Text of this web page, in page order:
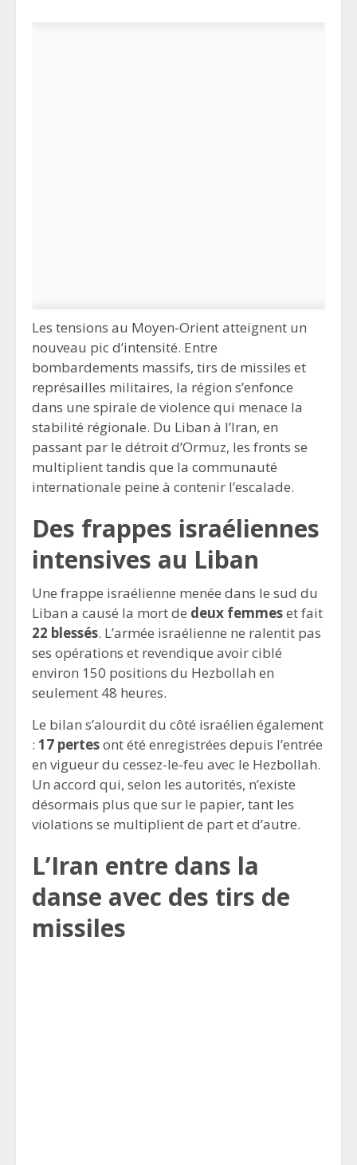
Les tensions au Moyen-Orient atteignent un
nouveau pic d’intensité. Entre
bombardements massifs, tirs de missiles et
représailles militaires, la région s’enfonce
dans une spirale de violence qui menace la
stabilité régionale. Du Liban à l’Iran, en
passant par le détroit d’Ormuz, les fronts se
multiplient tandis que la communauté
internationale peine à contenir l’escalade.
Des frappes israéliennes
intensives au Liban
Une frappe israélienne menée dans le sud du
Liban a causé la mort de deux femmeset fait
22 blessés. L’armée israélienne ne ralentit pas
ses opérations et revendique avoir ciblé
environ 150 positions du Hezbollah en
seulement 48 heures.
Le bilan s’alourdit du côté israélien également
: 17 pertesont été enregistrées depuis l’entrée
en vigueur du cessez-le-feu avec le Hezbollah.
Un accord qui, selon les autorités, n’existe
désormais plus que sur le papier, tant les
violations se multiplient de part et d’autre.
L’Iran entre dans la
danse avec des tirs de
missiles